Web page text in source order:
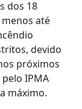
dos 18
até
devido
próximos
IPMA
máximo.